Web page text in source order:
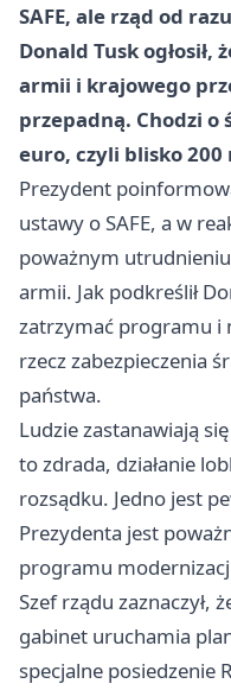
SAFE, ale rząd od
Donald Tusk
armii i krajowego
przepadną. Chodzi o
euro, czyli blisko 200
Prezydent
ustawy o SAFE, a w
poważnym
armii. Jak podkreślił
zatrzymać programu i
rzecz zabezpieczenia
państwa.
Ludzie zastanawiają
to zdrada, działanie
rozsądku. Jedno jest
Prezydenta jest
programu
Szef rządu zaznaczył,
gabinet uruchamia
specjalne posiedzenie